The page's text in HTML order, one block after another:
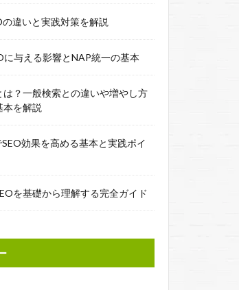
違いと実践対策を解説
に与える影響とNAP統一の基本
は？一般検索との違いや増やし方
本を解説
SEO効果を高める基本と実践ポイ
を基礎から理解する完全ガイド